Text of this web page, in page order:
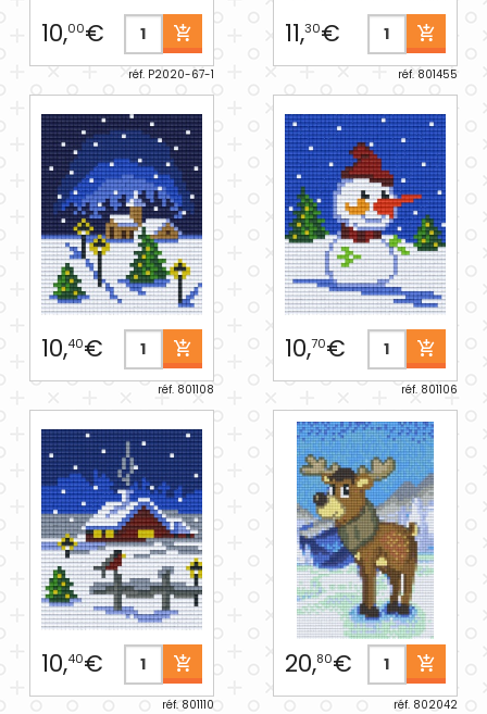
10,00€
réf. P2020-67-1
11,30€
réf. 801455
10,40€
réf. 801108
10,70€
réf. 801106
10,40€
réf. 801110
20,80€
réf. 802042